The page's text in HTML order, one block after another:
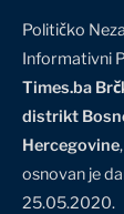
Političko
Informativni
Times.ba
distrikt
Hercegovine,
osnovan je
25.05.2020.